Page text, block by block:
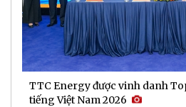
TTC Energy được vinh danh
tiếng Việt Nam 2026